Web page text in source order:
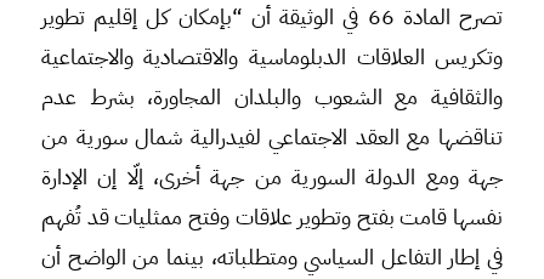
تصرح المادة 66 في الوثيقة أن “بإمكان كل إقليم تطوير
وتكريس العلاقات الدبلوماسية والاقتصادية والاجتماعية
والثقافية مع الشعوب والبلدان المجاورة، بشرط عدم
تناقضها مع العقد الاجتماعي لفيدرالية شمال سورية من
جهة ومع الدولة السورية من جهة أخرى، إلّا إن الإدارة
نفسها قامت بفتح وتطوير علاقات وفتح ممثليات قد تُفهم
في إطار التفاعل السياسي ومتطلباته، بينما من الواضح أن